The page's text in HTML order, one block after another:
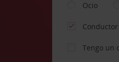
Ocio
Tengo un